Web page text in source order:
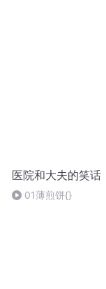
医院和大夫的笑话
01薄煎饼{}